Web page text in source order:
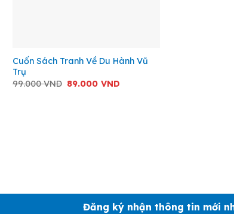
Cuốn Sách Tranh Về Du Hành Vũ
Trụ
99.000VND Giá
89.000VND
Đăng ký nhận thông tin mới